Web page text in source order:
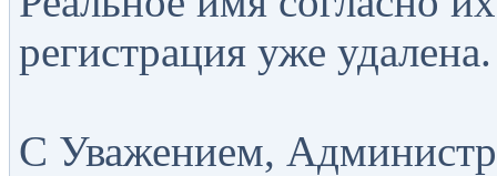
регистрация уже удалена.
С Уважением,